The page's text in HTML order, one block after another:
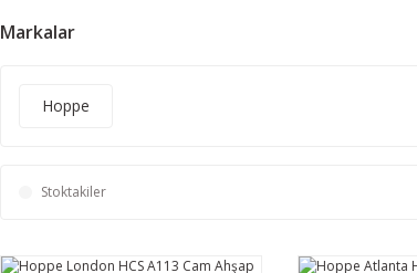
Markalar
Hoppe
Stoktakiler